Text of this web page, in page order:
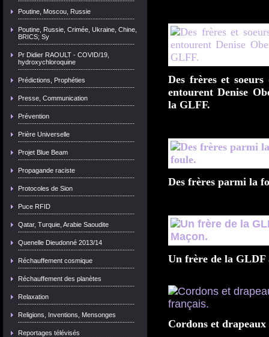
Poutine, Moscou, Russie
Poutine, Russie, Crimée, Ukraine, Chine,
BRICS; Sy
Pr Didier RAOULT - COVID/19,
hydroxychloroquine
Prédictions, Prophéties
Presse, Communication
Prévention
Prière Universelle
Projet Blue Beam
Propagande raciste
Protocoles de Sion
Puce RFID
Qatar, Turquie, Arabie Saoudite
Quenelle Dieudonné 2013/14
Réchauffement cosmique
Réchauffement des planètes
Relaxation
Religions, Inventions, Mensonges
Reportages télévisés
Des frères et
entourent Denise
la GLFF.
Des frères parmi la
Un frère de la GLDF
Cordons et